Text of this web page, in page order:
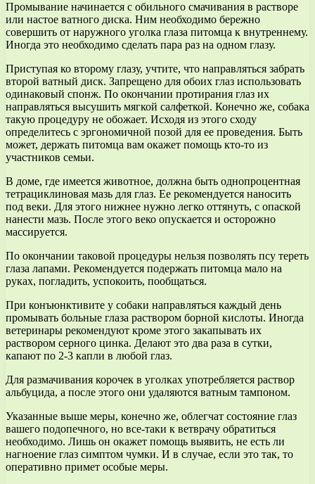
Промывание начинается с обильного смачивания в растворе
или настое ватного диска. Ним необходимо бережно
совершить от наружного уголка глаза питомца к внутреннему.
Иногда это необходимо сделать пара раз на одном глазу.
Приступая ко второму глазу, учтите, что направляться забрать
второй ватный диск. Запрещено для обоих глаз использовать
одинаковый спонж. По окончании протирания глаз их
направляться высушить мягкой салфеткой. Конечно же, собака
такую процедуру не обожает. Исходя из этого сходу
определитесь с эргономичной позой для ее проведения. Быть
может, держать питомца вам окажет помощь кто-то из
участников семьи.
В доме, где имеется животное, должна быть однопроцентная
тетрациклиновая мазь для глаз. Ее рекомендуется наносить
под веки. Для этого нижнее нужно легко оттянуть, с опаской
нанести мазь. После этого веко опускается и осторожно
массируется.
По окончании таковой процедуры нельзя позволять псу тереть
глаза лапами. Рекомендуется подержать питомца мало на
руках, погладить, успокоить, пообщаться.
При конъюнктивите у собаки направляться каждый день
промывать больные глаза раствором борной кислоты. Иногда
ветеринары рекомендуют кроме этого закапывать их
раствором серного цинка. Делают это два раза в сутки,
капают по 2-3 капли в любой глаз.
Для размачивания корочек в уголках употребляется раствор
альбуцида, а после этого они удаляются ватным тампоном.
Указанные выше меры, конечно же, облегчат состояние глаз
вашего подопечного, но все-таки к ветврачу обратиться
необходимо. Лишь он окажет помощь выявить, не есть ли
нагноение глаз симптом чумки. И в случае, если это так, то
оперативно примет особые меры.